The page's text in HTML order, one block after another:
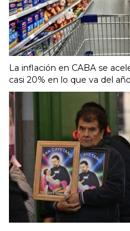
La inflación en CABA se
casi 20% en lo que va del año